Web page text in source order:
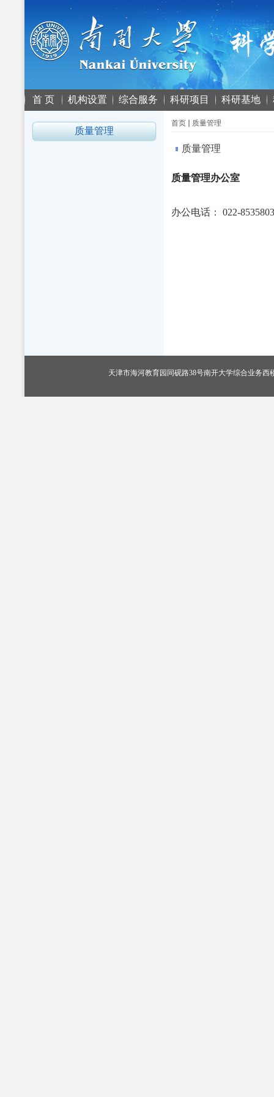
首 页 机构设置 综合服务 科研项目 科研基地
质量管理
首页 质量管理
质量管理
质量管理办公室
办公电话： 022-
天津市海河教育园同砚路38号南开大学综合业务西